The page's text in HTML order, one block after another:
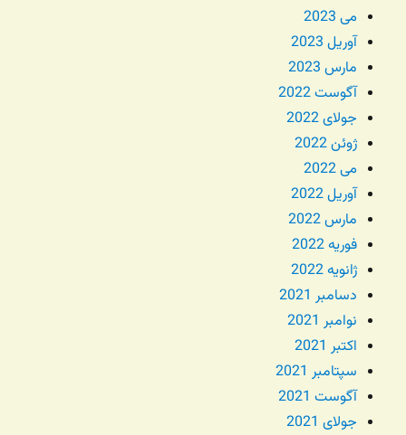
می 2023
آوریل 2023
مارس 2023
آگوست 2022
جولای 2022
ژوئن 2022
می 2022
آوریل 2022
مارس 2022
فوریه 2022
ژانویه 2022
دسامبر 2021
نوامبر 2021
اکتبر 2021
سپتامبر 2021
آگوست 2021
جولای 2021